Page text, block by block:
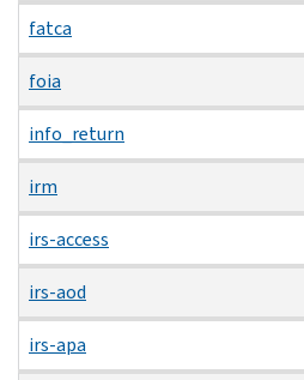
fatca
foia
info_return
irm
irs-access
irs-aod
irs-apa